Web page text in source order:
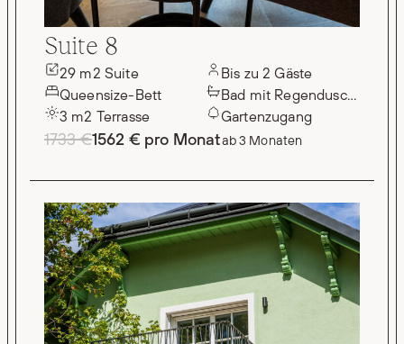
Suite 8
29 m2 Suite
Queensize-Bett
3 m2 Terrasse
Bis zu 2 Gäste
Bad mit Regendusche
Gartenzugang
1733 €1562 € pro Monatab 3 Monaten